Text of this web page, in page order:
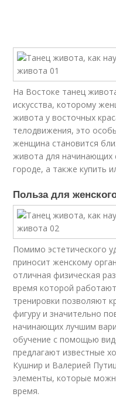
На Востоке танец
искусства, которому
живота у восточных
телодвижения, это
женщина становится
живота для
городе, а также купить
Польза для
Помимо эстетического
приносит женскому
отличная физическая
время которой
тренировки позволяют
фигуру и значительно
начинающих лучшим
обучение с помощью
предлагают известные
Кушнир и Валерией
элементы, которые
время.